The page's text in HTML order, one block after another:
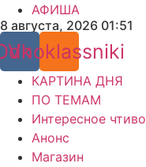
АФИША
8 августа, 2026 01:51
Vk
КАРТИНА ДНЯ
ПО ТЕМАМ
Интересное чтиво
Анонс
Магазин